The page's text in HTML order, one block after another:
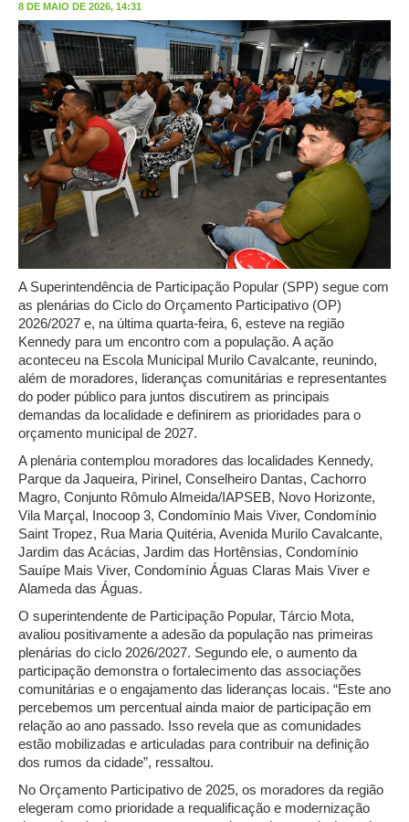
8 DE MAIO DE 2026, 14:31
A Superintendência de Participação Popular (SPP) segue com
as plenárias do Ciclo do Orçamento Participativo (OP)
2026/2027 e, na última quarta-feira, 6, esteve na região
Kennedy para um encontro com a população. A ação
aconteceu na Escola Municipal Murilo Cavalcante, reunindo,
além de moradores, lideranças comunitárias e representantes
do poder público para juntos discutirem as principais
demandas da localidade e definirem as prioridades para o
orçamento municipal de 2027.
A plenária contemplou moradores das localidades Kennedy,
Parque da Jaqueira, Pirinel, Conselheiro Dantas, Cachorro
Magro, Conjunto Rômulo Almeida/IAPSEB, Novo Horizonte,
Vila Marçal, Inocoop 3, Condomínio Mais Viver, Condomínio
Saint Tropez, Rua Maria Quitéria, Avenida Murilo Cavalcante,
Jardim das Acácias, Jardim das Hortênsias, Condomínio
Sauípe Mais Viver, Condomínio Águas Claras Mais Viver e
Alameda das Águas.
O superintendente de Participação Popular, Tárcio Mota,
avaliou positivamente a adesão da população nas primeiras
plenárias do ciclo 2026/2027. Segundo ele, o aumento da
participação demonstra o fortalecimento das associações
comunitárias e o engajamento das lideranças locais. “Este ano
percebemos um percentual ainda maior de participação em
relação ao ano passado. Isso revela que as comunidades
estão mobilizadas e articuladas para contribuir na definição
dos rumos da cidade”, ressaltou.
No Orçamento Participativo de 2025, os moradores da região
elegeram como prioridade a requalificação e modernização